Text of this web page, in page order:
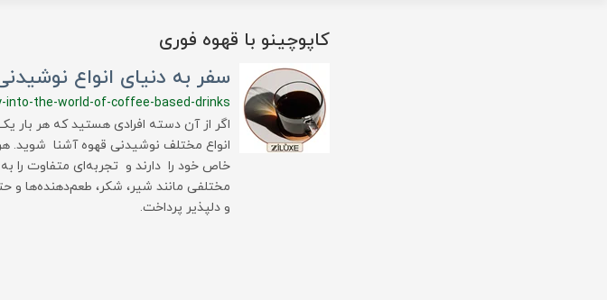
کاپوچینو با قهوه فوری
سفر به دنیای انواع
into-the-world-of-coffee-based-drinks
اگر از آن دسته افرادی هستید که هر بار
انواع مختلف نوشیدنی قهوه آشنا شوید.
خاص خود را دارند و تجربه‌ای متفاوت را
مختلفی مانند شیر، شکر، طعم‌دهنده‌ها
و دلپذیر پرداخت.